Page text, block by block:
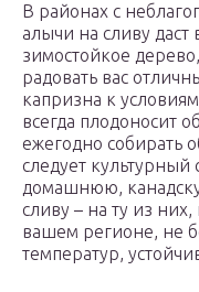
В районах с
алычи на сливу даст
зимостойкое
радовать вас
капризна к
всегда плодоносит
ежегодно собирать
следует культурный
домашнюю,
сливу – на ту из
вашем регионе, не
температур,